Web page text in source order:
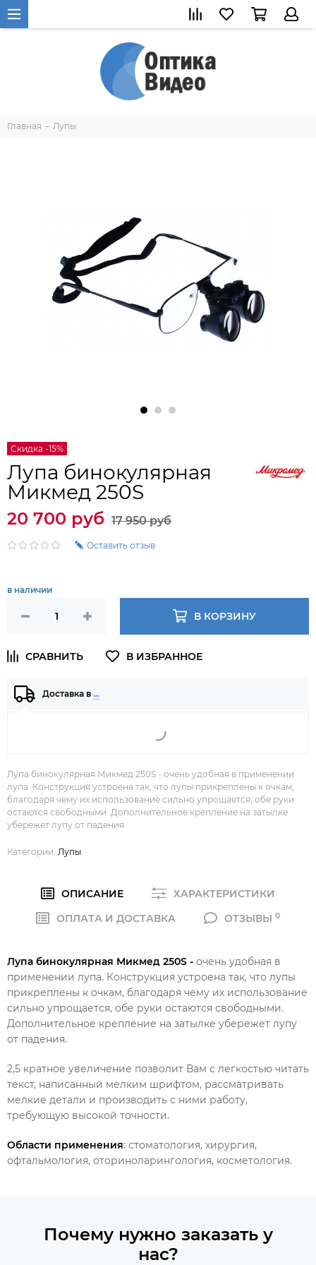
Главная Лупы
Скидка -15%
Лупа бинокулярная
Микмед 250S
20 700 руб 17 950 руб
Оставить отзыв
в наличии
В КОРЗИНУ
Доставка в …
Лупа бинокулярная Микмед 250S - очень удобная в применении
лупа. Конструкция устроена так, что лупы прикреплены к очкам,
благодаря чему их использование сильно упрощается, обе руки
остаются свободными. Дополнительное крепление на затылке
убережет лупу от падения.
Категории: Лупы
ОПИСАНИЕ
ХАРАКТЕРИСТИКИ
ОПЛАТА И ДОСТАВКА
ОТЗЫВЫ 0
Лупа бинокулярная Микмед 250S - очень удобная в
применении лупа. Конструкция устроена так, что лупы
прикреплены к очкам, благодаря чему их использование
сильно упрощается, обе руки остаются свободными.
Дополнительное крепление на затылке убережет лупу
от падения.
2,5 кратное увеличение позволит Вам с легкостью читать
текст, написанный мелким шрифтом, рассматривать
мелкие детали и производить с ними работу,
требующую высокой точности.
Области применения: стоматология, хирургия,
офтальмология, оториноларингология, косметология.
Почему нужно заказать у
нас?